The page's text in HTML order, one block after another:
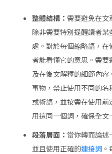
整體結構： 需要避免在文
除非需要特別提醒讀者
處。對於每個縮略語，
者能看懂它的意思。需
及在後文解釋的細節內
事物，禁止使用不同的
或術語，並按需在使用
用這同一個詞，確保全文
段落層面： 當你轉而論述
並且使用正確的連接詞。